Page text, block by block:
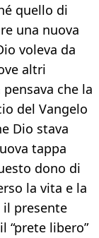
quello di
una nuova
voleva da
altri
che la
del Vangelo
Dio stava
tappa
dono di
la vita e la
il presente
“prete libero”